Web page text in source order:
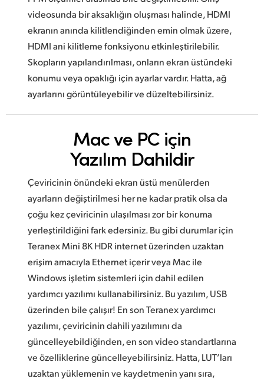
videosunda bir aksaklığın oluşması halinde, HDMI
ekranın anında kilitlendiğinden emin olmak üzere,
HDMI ani kilitleme fonksiyonu etkinleştirilebilir.
Skopların yapılandırılması, onların ekran üstündeki
konumu veya opaklığı için ayarlar vardır. Hatta, ağ
ayarlarını görüntüleyebilir ve düzeltebilirsiniz.
Mac ve PC için
Yazılım Dahildir
Çeviricinin önündeki ekran üstü menülerden
ayarların değiştirilmesi her ne kadar pratik olsa da
çoğu kez çeviricinin ulaşılması zor bir konuma
yerleştirildiğini fark edersiniz. Bu gibi durumlar için
Teranex Mini 8K HDR internet üzerinden uzaktan
erişim amacıyla Ethernet içerir veya Mac ile
Windows işletim sistemleri için dahil edilen
yardımcı yazılımı kullanabilirsiniz. Bu yazılım, USB
üzerinden bile çalışır! En son Teranex yardımcı
yazılımı, çeviricinin dahili yazılımını da
güncelleyebildiğinden, en son video standartlarına
ve özelliklerine güncelleyebilirsiniz. Hatta, LUT’ları
uzaktan yüklemenin ve kaydetmenin yanı sıra,